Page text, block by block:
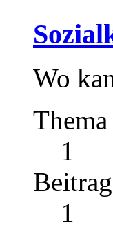
Wo
Thema
1
Beitrag
1